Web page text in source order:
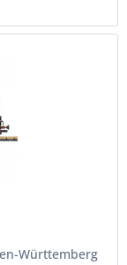
Württemberg